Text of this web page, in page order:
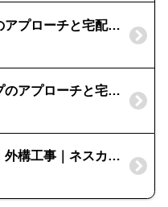
天理市：乱形石のアプローチと宅配ボックス門柱｜コルディアラック
桜井市：スロープのアプローチと宅配ボックス門柱｜コルディアラック
磯城郡田原本町：外構工事｜ネスカF2台用カーポート｜セラレバンテ